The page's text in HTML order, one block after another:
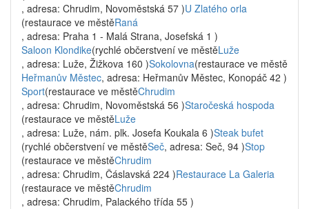
, adresa: Chrudim, Novoměstská 57 )U Zlatého orla
(restaurace ve městěRaná
, adresa: Praha 1 - Malá Strana, Josefská 1 )
Saloon Klondike(rychlé občerstvení ve městěLuže
, adresa: Luže, Žižkova 160 )Sokolovna(restaurace ve městě
Heřmanův Městec, adresa: Heřmanův Městec, Konopáč 42 )
Sport(restaurace ve městěChrudim
, adresa: Chrudim, Novoměstská 56 )Staročeská hospoda
(restaurace ve městěLuže
, adresa: Luže, nám. plk. Josefa Koukala 6 )Steak bufet
(rychlé občerstvení ve městěSeč, adresa: Seč, 94 )Stop
(restaurace ve městěChrudim
, adresa: Chrudim, Čáslavská 224 )Restaurace La Galeria
(restaurace ve městěChrudim
, adresa: Chrudim, Palackého třída 55 )